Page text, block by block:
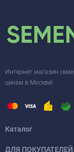
Интернет магазин
ценам в Москве!
Каталог
ДЛЯ ПОКУПАТЕЛЕЙ